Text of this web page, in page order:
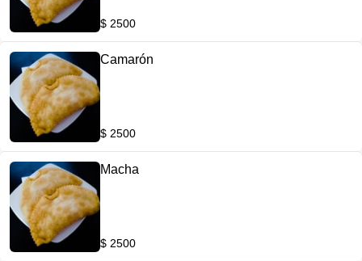
$ 2500
Camarón
$ 2500
Macha
$ 2500